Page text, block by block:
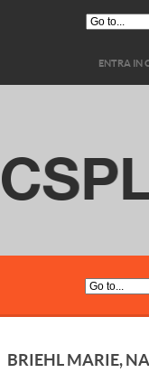
ENTRA IN
BRIEHL MARIE,